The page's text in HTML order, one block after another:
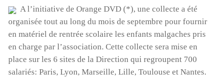
A l’initiative de Orange DVD (*), une collecte a été
organisée tout au long du mois de septembre pour fournir
en matériel de rentrée scolaire les enfants malgaches pris
en charge par l’association. Cette collecte sera mise en
place sur les 6 sites de la Direction qui regroupent 700
salariés: Paris, Lyon, Marseille, Lille, Toulouse et Nantes.